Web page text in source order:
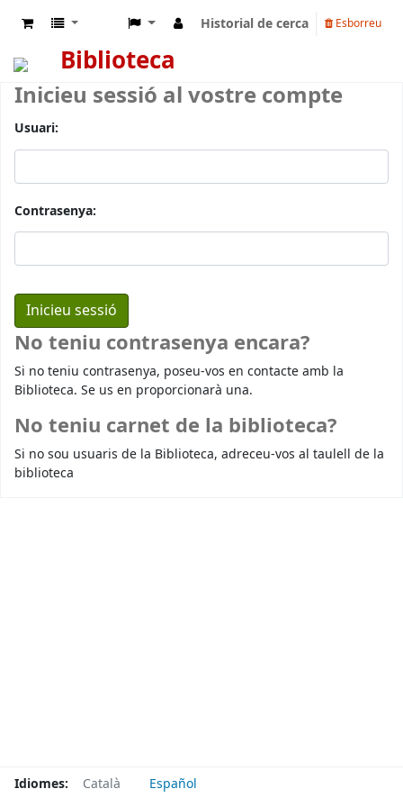
Historial de cerca Esborreu
Biblioteca
Inicieu sessió al vostre compte
Usuari:
Contrasenya:
No teniu contrasenya encara?
Si no teniu contrasenya, poseu-vos en contacte amb la
Biblioteca. Se us en proporcionarà una.
No teniu carnet de la biblioteca?
Si no sou usuaris de la Biblioteca, adreceu-vos al taulell de la
biblioteca
Idiomes: Català Español